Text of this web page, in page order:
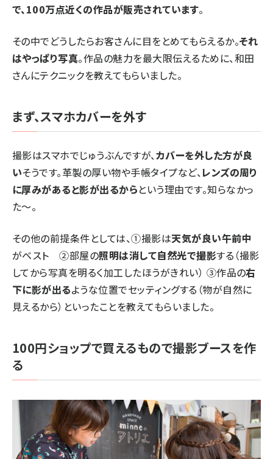
で、100万点近くの作品が販売されています。
その中でどうしたらお客さんに目をとめてもらえるか。それ
はやっぱり写真。作品の魅力を最大限伝えるために、和田
さんにテクニックを教えてもらいました。
まず、スマホカバーを外す
撮影はスマホでじゅうぶんですが、カバーを外した方が良
いそうです。革製の厚い物や手帳タイプなど、 レンズの周り
に厚みがあると影が出るからという理由です。知らなかっ
た〜。
その他の前提条件としては、①撮影は天気が良い午前中
がベスト ②部屋の照明は消して自然光で撮影する（撮影
してから写真を明るく加工したほうがきれい） ③作品の右
下に影が出るような位置でセッティングする（物が自然に
見えるから）といったことを教えてもらいました。
100円ショップで買えるもので撮影ブースを作
る